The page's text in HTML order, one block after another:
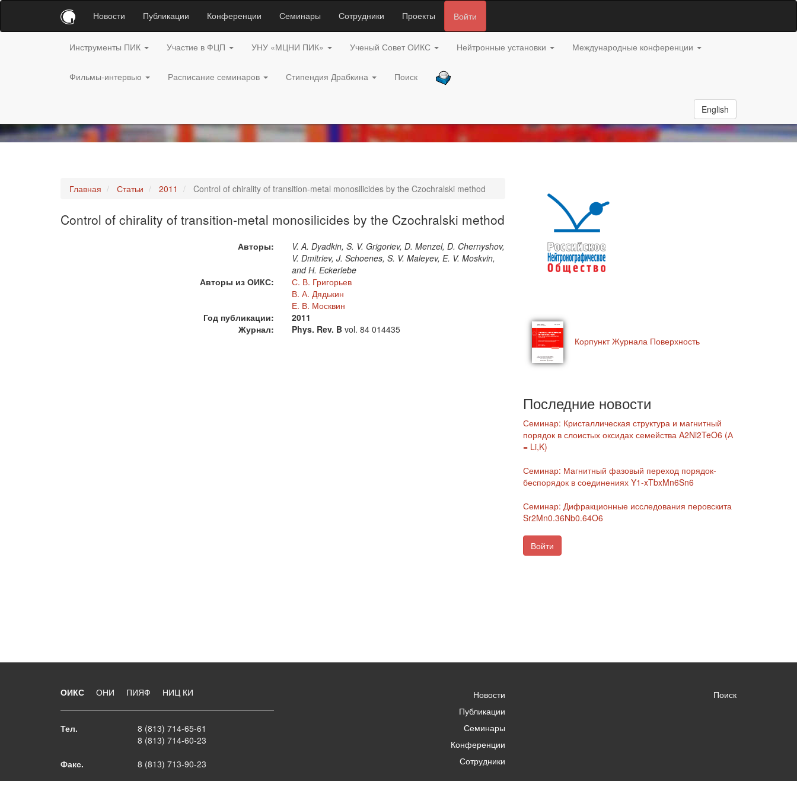
Новости Публикации Конференции Семинары Сотрудники Проекты Войти
Инструменты ПИК Участие в ФЦП УНУ «МЦНИ ПИК» Ученый Совет ОИКС Нейтронные установки Международные конференции
Фильмы-интервью Расписание семинаров Стипендия Драбкина Поиск
English
Главная Статьи 2011 Control of chirality of transition-metal monosilicides by the Czochralski method
Control of chirality of transition-metal monosilicides by the Czochralski method
Авторы:
V. A. Dyadkin, S. V. Grigoriev, D. Menzel, D. Chernyshov,
V. Dmitriev, J. Schoenes, S. V. Maleyev, E. V. Moskvin,
and H. Eckerlebe
Авторы из ОИКС:
С. В. Григорьев
В. А. Дядькин
Е. В. Москвин
Год публикации:
2011
Журнал:
Phys. Rev. B vol. 84 014435
Корпункт Журнала Поверхность
Последние новости
Семинар: Кристаллическая структура и магнитный
порядок в слоистых оксидах семейства A2Ni2TeO6 (А
= Li,K)
Семинар: Магнитный фазовый переход порядок-
беспорядок в соединениях Y1-xTbxMn6Sn6
Семинар: Дифракционные исследования перовскита
Sr2Mn0.36Nb0.64O6
Войти
ОИКС ОНИ ПИЯФ НИЦ КИ
Тел.
8 (813) 714-65-61
8 (813) 714-60-23
Факс.
8 (813) 713-90-23
Новости
Публикации
Семинары
Конференции
Сотрудники
Поиск